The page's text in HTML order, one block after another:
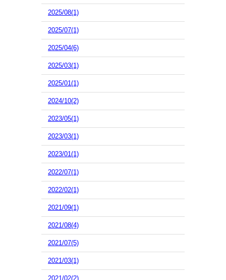
2025/08(1)
2025/07(1)
2025/04(6)
2025/03(1)
2025/01(1)
2024/10(2)
2023/05(1)
2023/03(1)
2023/01(1)
2022/07(1)
2022/02(1)
2021/09(1)
2021/08(4)
2021/07(5)
2021/03(1)
2021/02(2)